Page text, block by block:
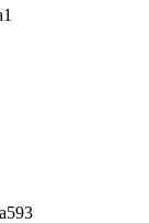
1
593